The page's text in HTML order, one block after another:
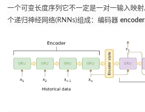
一个可变长度序列它不一定是一对一输入映射
个递归神经网络(RNNs)组成： 编码器 encoder